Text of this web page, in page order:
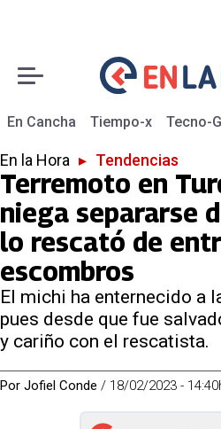
En Cancha Tiempo-x Tecno-
En la Hora ▸ Tendencias
Terremoto en
niega separarse
lo rescató de
escombros
El michi ha enternecido a
pues desde que fue
y cariño con el rescatista.
Por Jofiel Conde / 18/02/2023 -